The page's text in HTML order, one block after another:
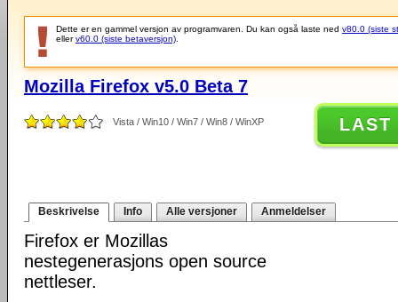
Dette er en gammel versjon av programvaren. Du kan også laste ned v80.0 (siste
ellerv60.0 (siste betaversjon)
Mozilla Firefox v5.0 Beta 7
Vista / Win10 / Win7 / Win8 / WinXP LAST
Beskrivelse Info Alle versjoner Anmeldelser
Firefox er Mozillas
nestegenerasjons open source
nettleser.